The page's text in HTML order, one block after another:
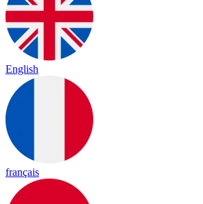
English
français